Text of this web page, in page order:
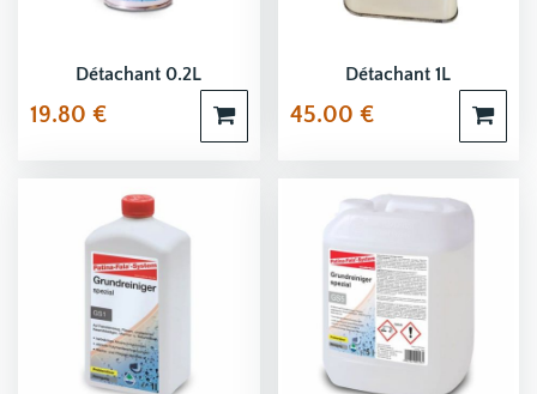
Détachant 0.2L
19.80 €
Détachant 1L
45.00 €